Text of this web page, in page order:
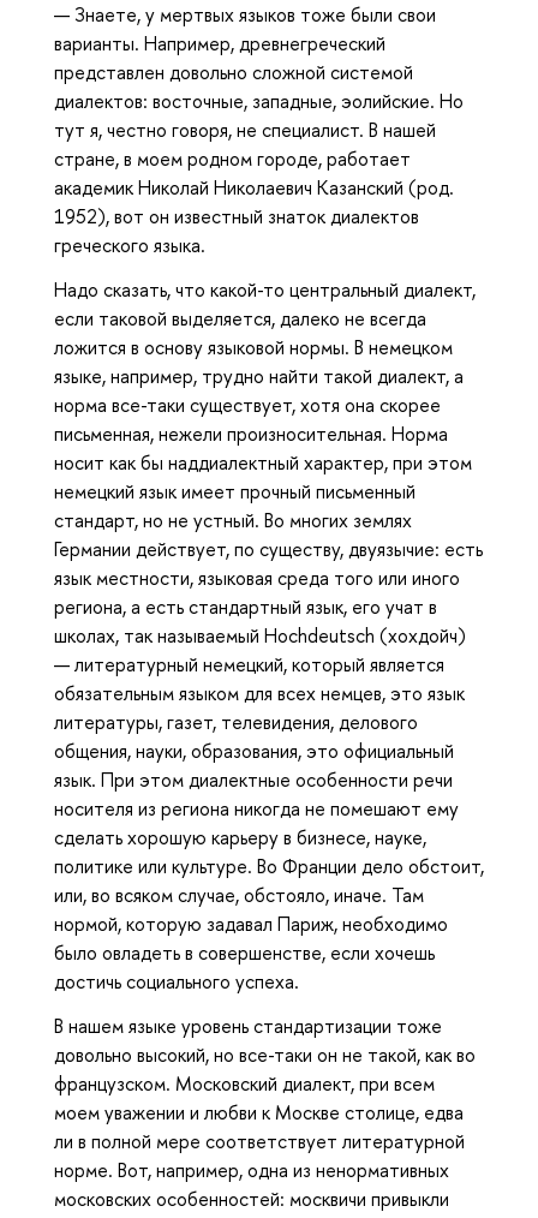
— Знаете, у мертвых языков тоже были свои
варианты. Например, древнегреческий
представлен довольно сложной системой
диалектов: восточные, западные, эолийские. Но
тут я, честно говоря, не специалист. В нашей
стране, в моем родном городе, работает
академик Николай Николаевич Казанский (род.
1952), вот он известный знаток диалектов
греческого языка.
Надо сказать, что какой-то центральный диалект,
если таковой выделяется, далеко не всегда
ложится в основу языковой нормы. В немецком
языке, например, трудно найти такой диалект, а
норма все-таки существует, хотя она скорее
письменная, нежели произносительная. Норма
носит как бы наддиалектный характер, при этом
немецкий язык имеет прочный письменный
стандарт, но не устный. Во многих землях
Германии действует, по существу, двуязычие: есть
язык местности, языковая среда того или иного
региона, а есть стандартный язык, его учат в
школах, так называемый Hochdeutsch (хохдойч)
— литературный немецкий, который является
обязательным языком для всех немцев, это язык
литературы, газет, телевидения, делового
общения, науки, образования, это официальный
язык. При этом диалектные особенности речи
носителя из региона никогда не помешают ему
сделать хорошую карьеру в бизнесе, науке,
политике или культуре. Во Франции дело обстоит,
или, во всяком случае, обстояло, иначе. Там
нормой, которую задавал Париж, необходимо
было овладеть в совершенстве, если хочешь
достичь социального успеха.
В нашем языке уровень стандартизации тоже
довольно высокий, но все-таки он не такой, как во
французском. Московский диалект, при всем
моем уважении и любви к Москве столице, едва
ли в полной мере соответствует литературной
норме. Вот, например, одна из ненормативных
московских особенностей: москвичи привыкли